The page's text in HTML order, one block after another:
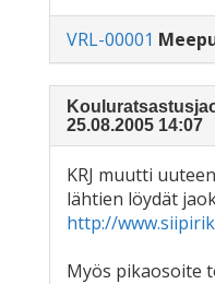
VRL-00001
25.08.2005 14:07
KRJ muutti
lähtien löydät
http://
Myös pikaosoite